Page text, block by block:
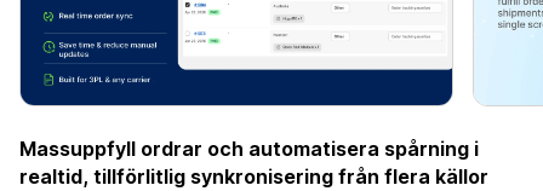
Massuppfyll ordrar och automatisera spårning i
realtid, tillförlitlig synkronisering från flera källor